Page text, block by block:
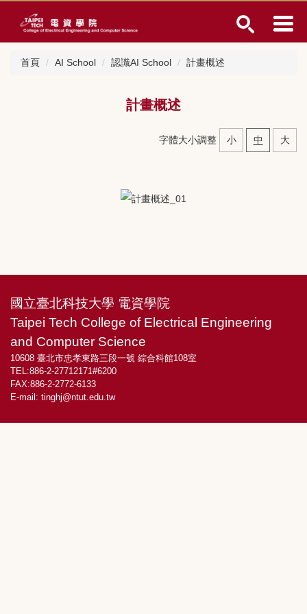
首頁 AI School 認識AI School 計畫概述
計畫概述
字體大小調整 小 中 大
國立臺北科技大學 電資學院
Taipei Tech College of Electrical Engineering
and Computer Science
10608 臺北市忠孝東路三段一號 綜合科館108室
TEL:886-2-27712171#6200
FAX:886-2-2772-6133
E-mail: tinghj@ntut.edu.tw